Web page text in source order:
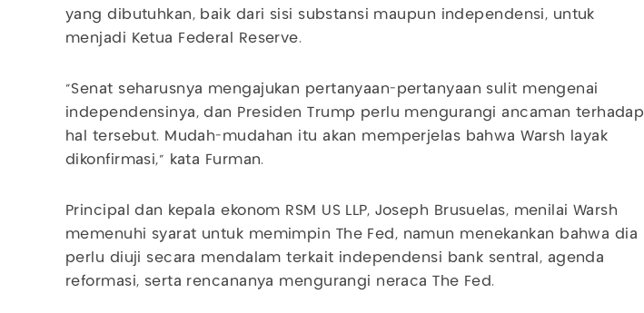
yang dibutuhkan, baik dari sisi substansi maupun independensi, untuk
menjadi Ketua Federal Reserve.
“Senat seharusnya mengajukan pertanyaan-pertanyaan sulit mengenai
independensinya, dan Presiden Trump perlu mengurangi ancaman terhadap
hal tersebut. Mudah-mudahan itu akan memperjelas bahwa Warsh layak
dikonfirmasi," kata Furman.
Principal dan kepala ekonom RSM US LLP, Joseph Brusuelas, menilai Warsh
memenuhi syarat untuk memimpin The Fed, namun menekankan bahwa dia
perlu diuji secara mendalam terkait independensi bank sentral, agenda
reformasi, serta rencananya mengurangi neraca The Fed.